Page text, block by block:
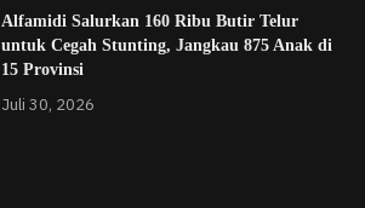
Alfamidi Salurkan 160 Ribu Butir Telur
untuk Cegah Stunting, Jangkau 875 Anak di
15 Provinsi
Juli 30, 2026